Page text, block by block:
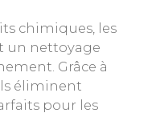
chimiques, les
un nettoyage
Grâce à
éliminent
pour les